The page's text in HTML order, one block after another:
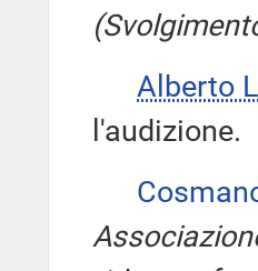
Alberto
l'audizione.